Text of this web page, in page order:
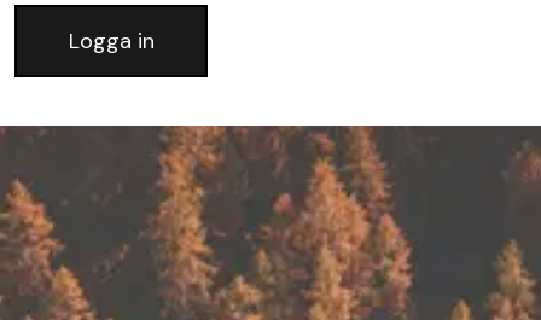
Logga in